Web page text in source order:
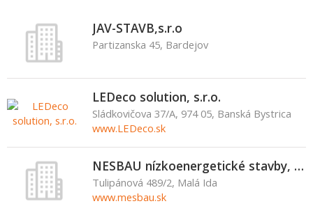
JAV-STAVB,s.r.o
Partizanska 45, Bardejov
LEDeco solution, s.r.o.
Sládkovičova 37/A, 974 05, Banská Bystrica
www.LEDeco.sk
NESBAU nízkoenergetické stavby, s.r.o.
Tulipánová 489/2, Malá Ida
www.mesbau.sk